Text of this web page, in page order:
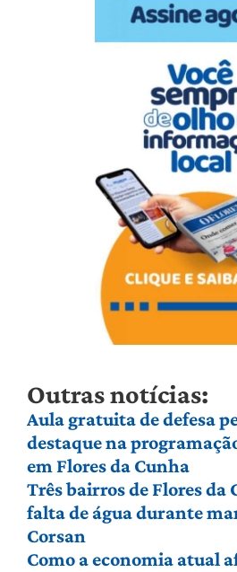
Outras notícias:
Aula gratuita de defesa
destaque na
em Flores da Cunha
Três bairros de Flores da
falta de água durante
Corsan
Como a economia atual